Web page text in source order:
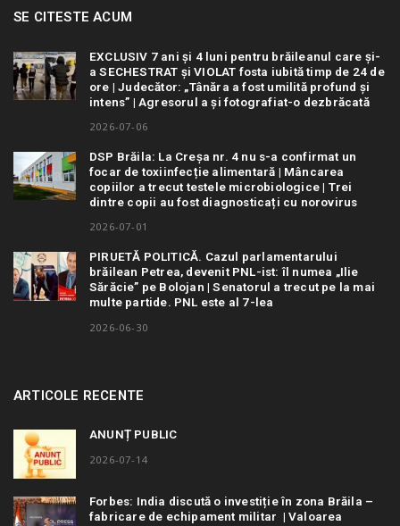
SE CITESTE ACUM
EXCLUSIV 7 ani și 4 luni pentru brăileanul care și-
a SECHESTRAT și VIOLAT fosta iubită timp de 24 de
ore | Judecător: „Tânăra a fost umilită profund și
intens” | Agresorul a și fotografiat-o dezbrăcată
2026-07-06
DSP Brăila: La Creșa nr. 4 nu s-a confirmat un
focar de toxiinfecție alimentară | Mâncarea
copiilor a trecut testele microbiologice | Trei
dintre copii au fost diagnosticați cu norovirus
2026-07-01
PIRUETĂ POLITICĂ. Cazul parlamentarului
brăilean Petrea, devenit PNL-ist: îl numea „Ilie
Sărăcie” pe Bolojan | Senatorul a trecut pe la mai
multe partide. PNL este al 7-lea
2026-06-30
ARTICOLE RECENTE
ANUNȚ PUBLIC
2026-07-14
Forbes: India discută o investiție în zona Brăila –
fabricare de echipament militar | Valoarea